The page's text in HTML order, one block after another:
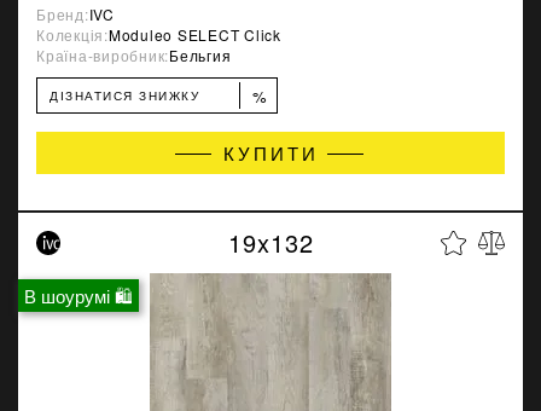
Бренд:IVC
Колекція:Moduleo SELECT Click
Країна-виробник:Бельгия
ДІЗНАТИСЯ ЗНИЖКУ %
КУПИТИ
В шоурумі 🛍
19x132